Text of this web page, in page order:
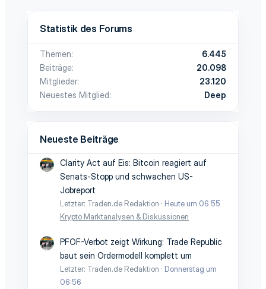
Statistik des Forums
Themen
6.445
Beiträge
20.098
Mitglieder
23.120
Neuestes Mitglied
Deep
Neueste Beiträge
Clarity Act auf Eis: Bitcoin reagiert auf
Senats-Stopp und schwachen US-
Jobreport
Letzter: Traden.de Redaktion
Heute um 06:55
Krypto Marktanalysen & Diskussionen
PFOF-Verbot zeigt Wirkung: Trade Republic
baut sein Ordermodell komplett um
Letzter: Traden.de Redaktion
Donnerstag um
06:56